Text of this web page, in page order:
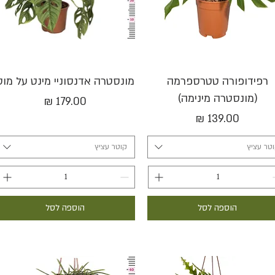
תצוגה מהירה
רפידופורה טטרספרמה
(מונסטרה מינימה)
מחיר
עציץ
הוספה לסל
תצוגה מהירה
מונסטרה אדנסוניי מינט על
מחיר
קוטר עציץ
הוספה לסל